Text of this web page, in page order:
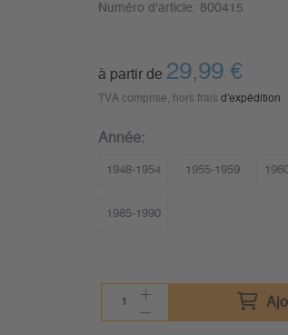
Numéro d'article: 800415
à partir de 29,99 €
TVA comprise, hors frais d'expédition
Année:
1948-1954 1955-1959
1985-1990